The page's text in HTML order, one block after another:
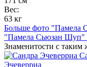
Вес:
63 кг
Больше фото "Памела
"Памела Сьюзан Шуп"
Знаменитости с таким
Эчеверриа